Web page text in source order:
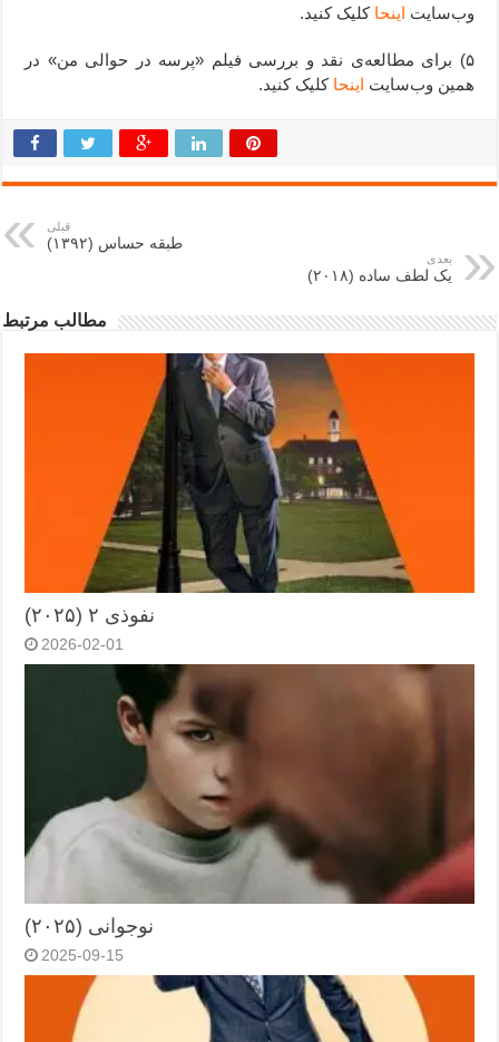
وب‌سایت اینحا کلیک کنید.
۵) برای مطالعه‌ی نقد و بررسی فیلم «پرسه در حوالی من» در
همین وب‌سایت اینحا کلیک کنید.
قبلی
طبقه حساس (۱۳۹۲)
بعدی
یک لطف ساده (۲۰۱۸)
مطالب مرتبط
نفوذی ۲ (۲۰۲۵)
2026-02-01
نوجوانی (۲۰۲۵)
2025-09-15